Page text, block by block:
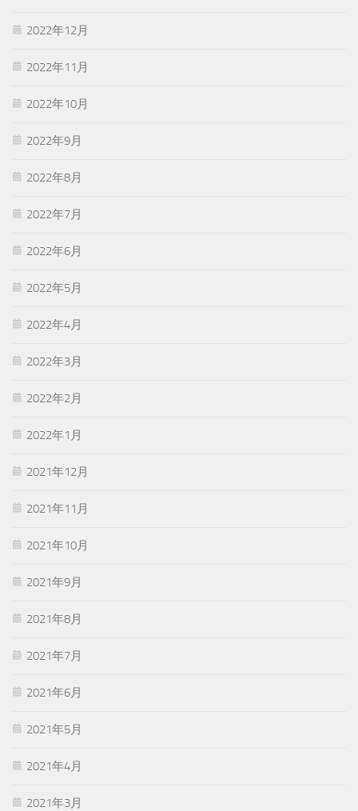
2022年12月
2022年11月
2022年10月
2022年9月
2022年8月
2022年7月
2022年6月
2022年5月
2022年4月
2022年3月
2022年2月
2022年1月
2021年12月
2021年11月
2021年10月
2021年9月
2021年8月
2021年7月
2021年6月
2021年5月
2021年4月
2021年3月